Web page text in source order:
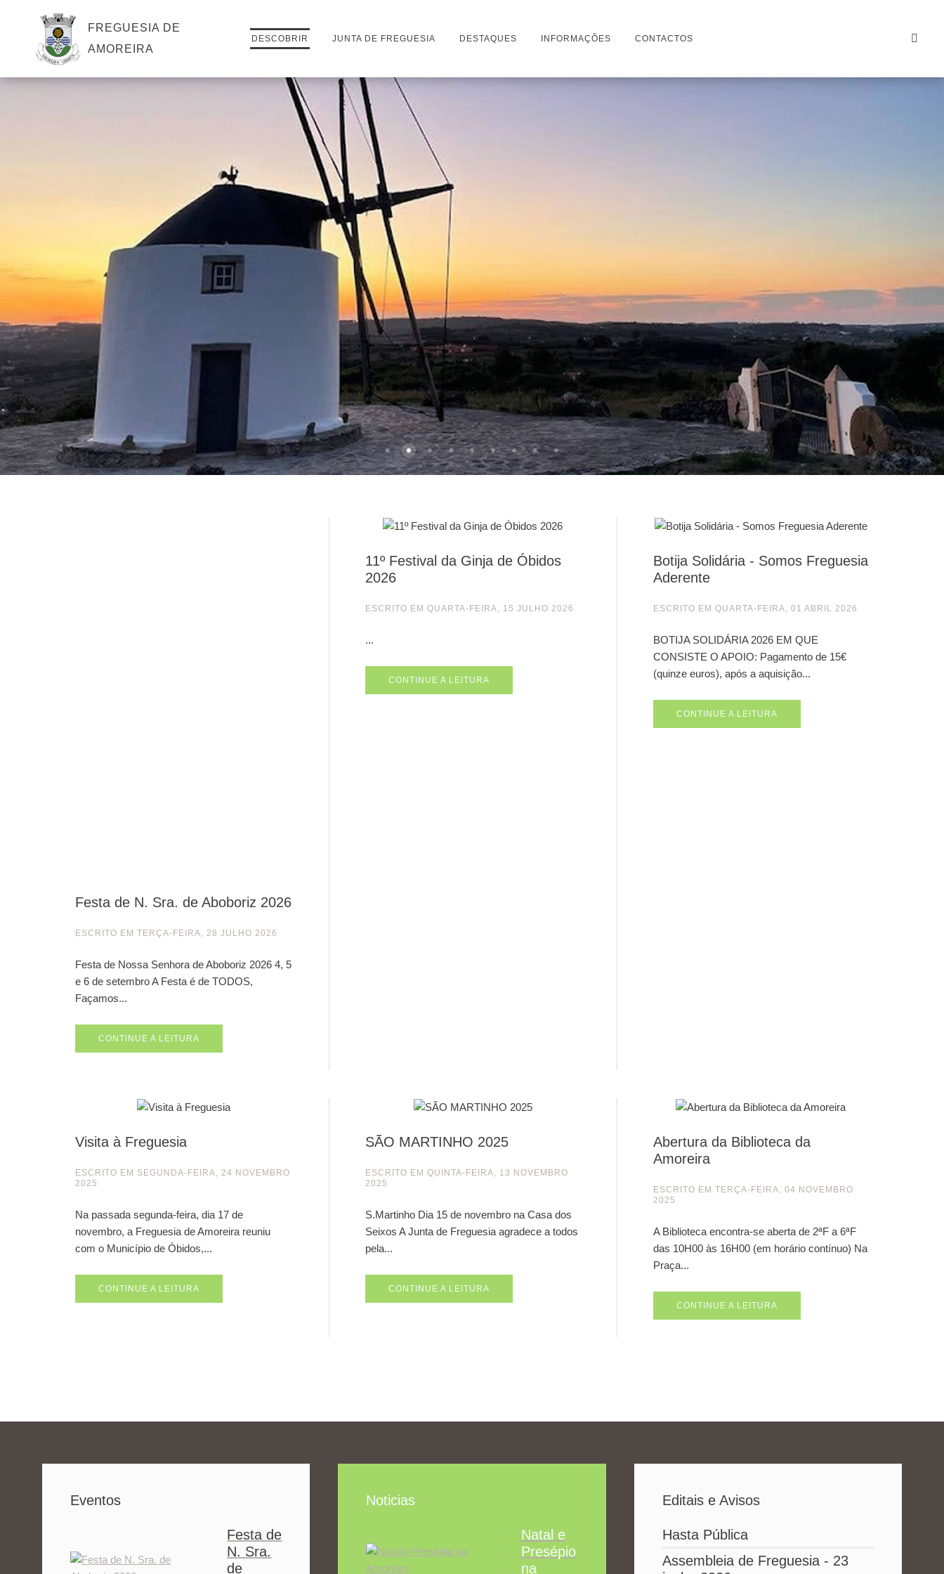
FREGUESIA DE
AMOREIRA
DESCOBRIR JUNTA DE FREGUESIA DESTAQUES INFORMAÇÕES CONTACTOS
PRAIADELREI
Rio4IgrejaPraça Dr. Azeredo Perdigão
DJI 0005Jardim2praia del rei 3
Largoamoreira
Festa de N. Sra. de Aboboriz 2026
ESCRITO EM TERÇA-FEIRA, 28 JULHO 2026
Festa de Nossa Senhora de Aboboriz 2026 4, 5
e 6 de setembro A Festa é de TODOS,
Façamos...
CONTINUE A LEITURA
11º Festival da Ginja de Óbidos
2026
ESCRITO EM QUARTA-FEIRA, 15 JULHO 2026
...
CONTINUE A LEITURA
Botija Solidária - Somos Freguesia
Aderente
ESCRITO EM QUARTA-FEIRA, 01 ABRIL 2026
BOTIJA SOLIDÁRIA 2026 EM QUE
CONSISTE O APOIO: Pagamento de 15€
(quinze euros), após a aquisição...
CONTINUE A LEITURA
Visita à Freguesia
ESCRITO EM SEGUNDA-FEIRA, 24 NOVEMBRO
2025
Na passada segunda-feira, dia 17 de
novembro, a Freguesia de Amoreira reuniu
com o Município de Óbidos,...
CONTINUE A LEITURA
SÃO MARTINHO 2025
ESCRITO EM QUINTA-FEIRA, 13 NOVEMBRO
2025
S.Martinho Dia 15 de novembro na Casa dos
Seixos A Junta de Freguesia agradece a todos
pela...
CONTINUE A LEITURA
Abertura da Biblioteca da
Amoreira
ESCRITO EM TERÇA-FEIRA, 04 NOVEMBRO
2025
A Biblioteca encontra-se aberta de 2ªF a 6ªF
das 10H00 às 16H00 (em horário contínuo) Na
Praça...
CONTINUE A LEITURA
Eventos
Festa de
N. Sra.
de
Noticias
Natal e
Presépio
na
Editais e Avisos
Hasta Pública
Assembleia de Freguesia - 23